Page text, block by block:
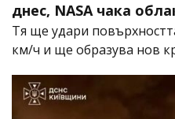
днес, NASA чака
Тя ще удари
км/ч и ще образува нов